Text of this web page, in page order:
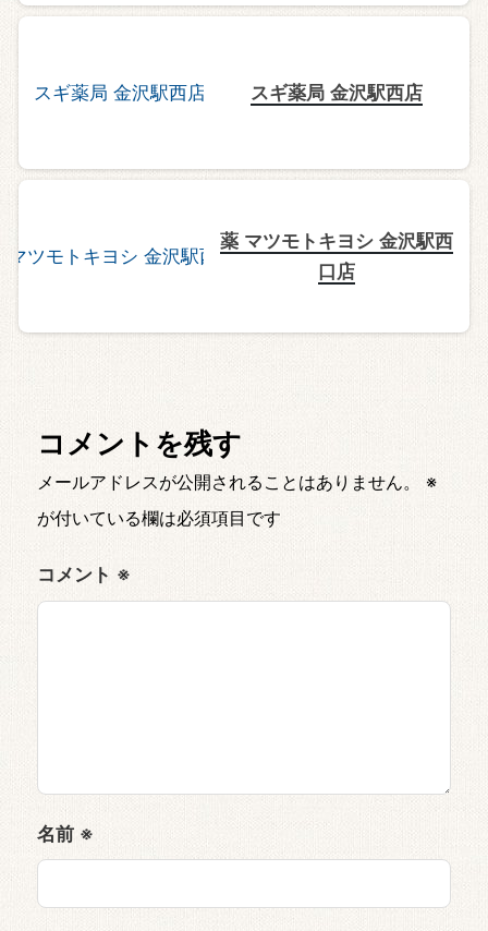
スギ薬局 金沢駅西店
薬 マツモトキヨシ 金沢駅西
口店
コメントを残す
メールアドレスが公開されることはありません。
※
が付いている欄は必須項目です
コメント ※
名前 ※